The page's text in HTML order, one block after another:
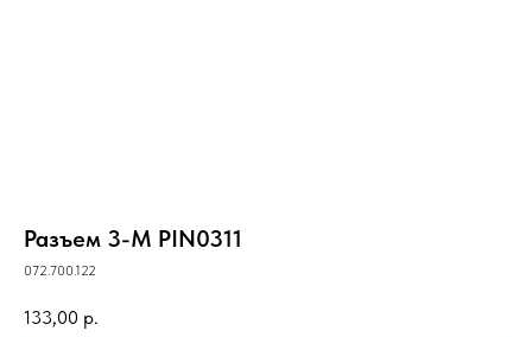
Разъем 3-M PIN0311
072.700.122
133,00 р.